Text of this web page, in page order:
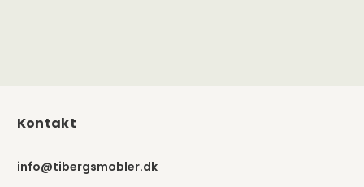
Kontakt
info@tibergsmobler.dk